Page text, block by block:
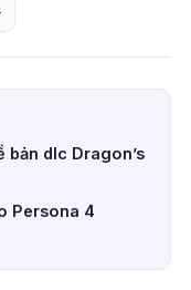
bản dlc Dragon’s
Persona 4